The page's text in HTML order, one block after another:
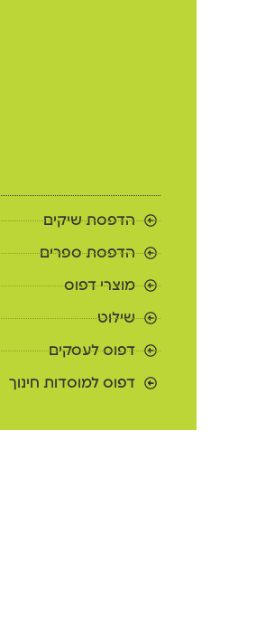
הדפסת שיקים
הדפסת ספרים
מוצרי דפוס
שילוט
דפוס לעסקים
דפוס למוסדות חינוך